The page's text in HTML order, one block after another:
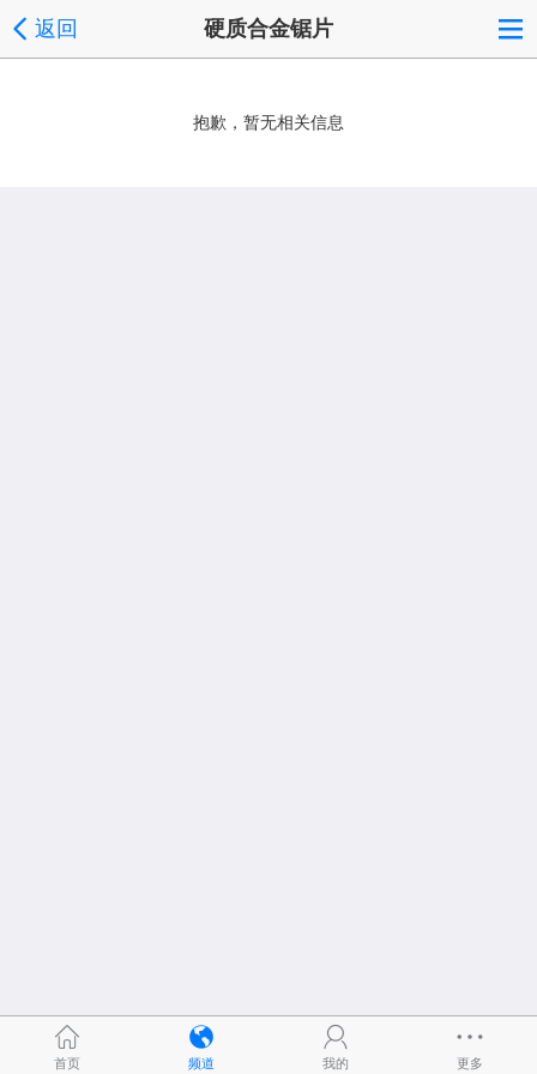
返回 硬质合金锯片
抱歉，暂无相关信息
首页 频道 我的 更多